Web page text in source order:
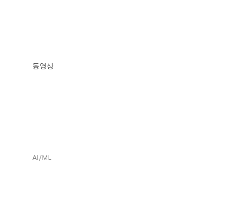
동영상
AI/ML